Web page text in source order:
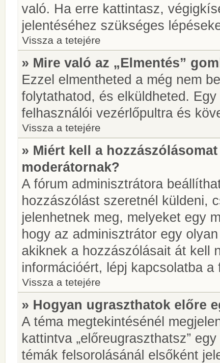
való. Ha erre kattintasz,
jelentéséhez szükséges
Vissza a tetejére
» Mire való az „Elmentés”
Ezzel elmentheted a még nem
folytathatod, és elküldheted.
felhasználói vezérlőpultra és
Vissza a tetejére
» Miért kell a
moderátornak?
A fórum adminisztrátora
hozzászólást szeretnél küldeni,
jelenhetnek meg, melyeket egy
hogy az adminisztrátor egy
akiknek a hozzászólásait át kell
információért, lépj kapcsolatba
Vissza a tetejére
» Hogyan ugraszthatok előre
A téma megtekintésénél
kattintva „előreugraszthatsz”
témák felsorolásánál elsőként